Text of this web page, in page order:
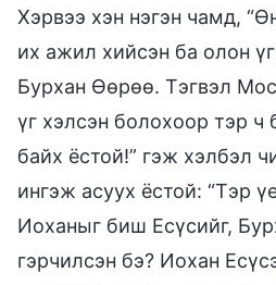
Хэрвээ хэн нэгэн чамд,
их ажил хийсэн ба олон
Бурхан Өөрөө. Тэгвэл
үг хэлсэн болохоор тэр ч
байх ёстой!” гэж хэлбэл
ингэж асуух ёстой: “Тэр
Иоханыг биш Есүсийг,
гэрчилсэн бэ? Иохан